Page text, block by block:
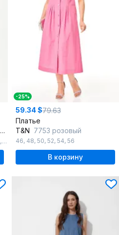
, 68
-25%
59.34 $79.63
Платье
T&N 7753 розовый
46, 48, 50, 52, 54, 56
В корзину